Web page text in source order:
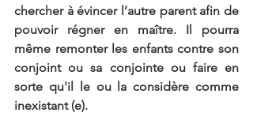
chercher à évincer l’autre parent afin de
pouvoir régner en maître. Il pourra
même remonter les enfants contre son
conjoint ou sa conjointe ou faire en
sorte qu'il le ou la considère comme
inexistant (e).